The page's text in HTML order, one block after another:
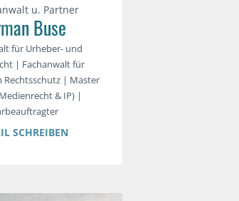
u. Partner
Buse
für Urheber- und
| Fachanwalt für
Rechtsschutz | Master
& IP) |
SCHREIBEN